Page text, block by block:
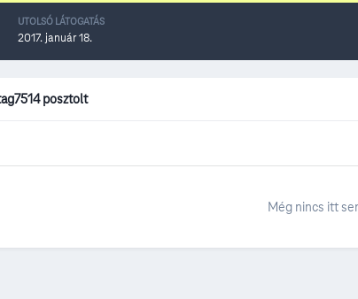
UTOLSÓ LÁTOGATÁS
2017. január 18.
posztolt
Még nincs itt